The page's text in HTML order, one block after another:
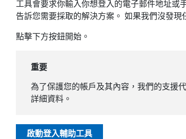
工具會要求你輸入你想登入的電子郵件地址或
告訴您需要採取的解決方案。 如果我們沒發
點擊下方按鈕開始。
重要
為了保護您的帳戶及其內容，我們的支援
詳細資料。
啟動登入輔助工具